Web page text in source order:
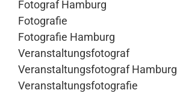
Fotograf Hamburg
Fotografie
Fotografie Hamburg
Veranstaltungsfotograf
Veranstaltungsfotograf Hamburg
Veranstaltungsfotografie